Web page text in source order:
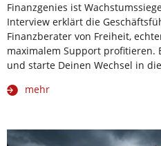
Finanzgenies ist
Interview erklärt die
Finanzberater von Freiheit,
maximalem Support profitieren.
und starte Deinen Wechsel in
mehr